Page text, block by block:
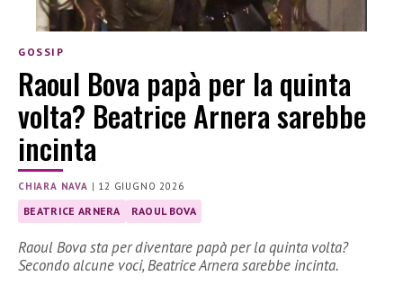
GOSSIP
Raoul Bova papà per la quinta
volta? Beatrice Arnera sarebbe
incinta
CHIARA NAVA | 12 GIUGNO 2026
BEATRICE ARNERA RAOUL BOVA
Raoul Bova sta per diventare papà per la quinta volta?
Secondo alcune voci, Beatrice Arnera sarebbe incinta.